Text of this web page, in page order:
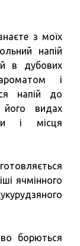
з моїх
напій
в дубових
і
напій до
видах
і місця
ячмінного
борються